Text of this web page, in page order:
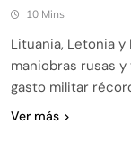
10 Mins
Lituania, Letonia
maniobras rusas y
gasto militar
Ver más